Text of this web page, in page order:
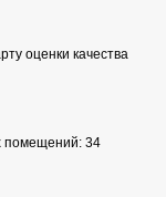
оценки качества
помещений: 34